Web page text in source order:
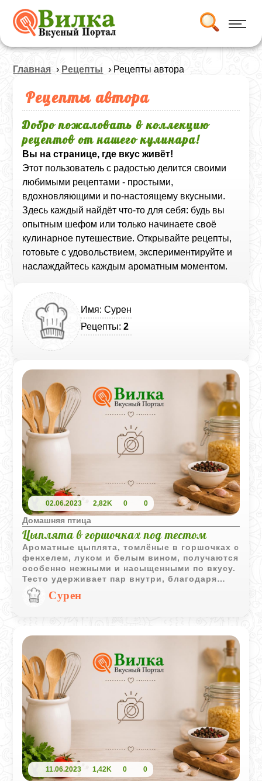
Главная › Рецепты › Рецепты автора
Рецепты автора
Добро пожаловать в коллекцию
рецептов от нашего кулинара!
Вы на странице, где вкус живёт!
Этот пользователь с радостью делится своими
любимыми рецептами - простыми,
вдохновляющими и по-настоящему вкусными.
Здесь каждый найдёт что-то для себя: будь вы
опытным шефом или только начинаете своё
кулинарное путешествие. Открывайте рецепты,
готовьте с удовольствием, экспериментируйте и
наслаждайтесь каждым ароматным моментом.
Имя: Сурен
Рецепты:2
02.06.2023 2,82K 0 0
Домашняя птица
Цыплята в горшочках под тестом
Ароматные цыплята, томлёные в горшочках с
фенхелем, луком и белым вином, получаются
особенно нежными и насыщенными по вкусу.
Тесто удерживает пар внутри, благодаря
чему мясо становится сочным, а овощи -
мягкими и пропитанными ароматами специй
Сурен
11.06.2023 1,42K 0 0